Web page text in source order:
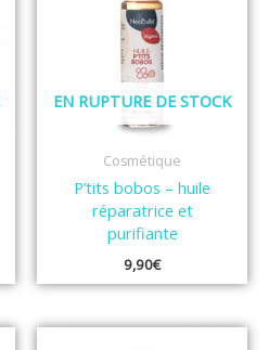
EN RUPTURE DE STOCK
Cosmétique
P’tits bobos – huile
réparatrice et
purifiante
9,90€